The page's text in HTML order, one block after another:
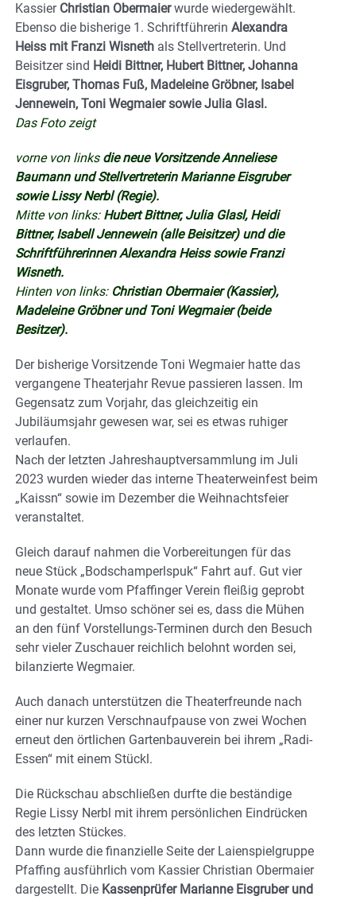
Kassier Christian Obermaierwurde wiedergewählt.
Ebenso die bisherige 1. Schriftführerin Alexandra
Heiss mit Franzi Wisneth als Stellvertreterin. Und
Beisitzer sind Heidi Bittner, Hubert Bittner, Johanna
Eisgruber, Thomas Fuß, Madeleine Gröbner, Isabel
Jennewein, Toni Wegmaier sowie Julia Glasl.
Das Foto zeigt
vorne von linksdie neue Vorsitzende Anneliese
Baumann und Stellvertreterin Marianne Eisgruber
sowie Lissy Nerbl (Regie).
Mitte von links:Hubert Bittner, Julia Glasl, Heidi
Bittner, Isabell Jennewein (alle Beisitzer) und die
Schriftführerinnen Alexandra Heiss sowie Franzi
Wisneth.
Hinten von links:Christian Obermaier (Kassier),
Madeleine Gröbner und Toni Wegmaier (beide
Besitzer).
Der bisherige Vorsitzende Toni Wegmaier hatte das
vergangene Theaterjahr Revue passieren lassen. Im
Gegensatz zum Vorjahr, das gleichzeitig ein
Jubiläumsjahr gewesen war, sei es etwas ruhiger
verlaufen.
Nach der letzten Jahreshauptversammlung im Juli
2023 wurden wieder das interne Theaterweinfest beim
„Kaissn“ sowie im Dezember die Weihnachtsfeier
veranstaltet.
Gleich darauf nahmen die Vorbereitungen für das
neue Stück „Bodschamperlspuk“ Fahrt auf. Gut vier
Monate wurde vom Pfaffinger Verein fleißig geprobt
und gestaltet. Umso schöner sei es, dass die Mühen
an den fünf Vorstellungs-Terminen durch den Besuch
sehr vieler Zuschauer reichlich belohnt worden sei,
bilanzierte Wegmaier.
Auch danach unterstützen die Theaterfreunde nach
einer nur kurzen Verschnaufpause von zwei Wochen
erneut den örtlichen Gartenbauverein bei ihrem „Radi-
Essen“ mit einem Stückl.
Die Rückschau abschließen durfte die beständige
Regie Lissy Nerbl mit ihrem persönlichen Eindrücken
des letzten Stückes.
Dann wurde die finanzielle Seite der Laienspielgruppe
Pfaffing ausführlich vom Kassier Christian Obermaier
dargestellt. Die Kassenprüfer Marianne Eisgruber und